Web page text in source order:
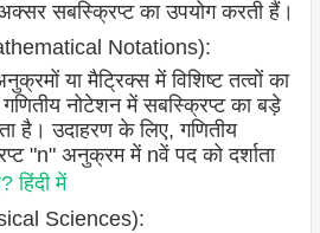
सबस्क्रिप्ट का उपयोग करती हैं।
Notations):
या मैट्रिक्समें विशिष्ट तत्वों का
नोटेशन में सबस्क्रिप्ट का बड़े
है। उदाहरण के लिए, गणितीय
"n" अनुक्रम में nवें पद को दर्शाता
हिंदी में
Sciences):